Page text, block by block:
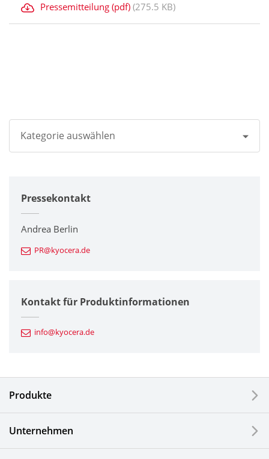
Pressemitteilung (pdf) (275.5 KB)
Kategorie auswählen
Unternehmen
Drucker / Multifunktionsgeräte
Feinkeramik-Komponenten
Automotive Komponenten
Elektronische Komponenten & Geräte
Pressekontakt
Andrea Berlin
PR@kyocera.de
Kontakt für Produktinformationen
info@kyocera.de
Produkte
Unternehmen